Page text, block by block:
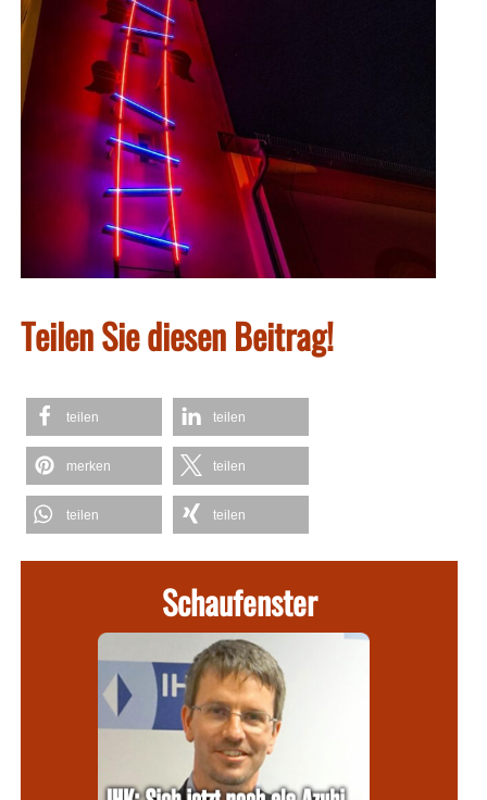
Teilen Sie diesen Beitrag!
teilen teilen
merken teilen
teilen teilen
Schaufenster